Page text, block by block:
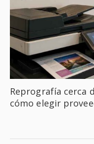
Reprografía cerca
cómo elegir